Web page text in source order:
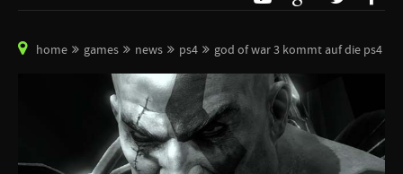
home games news ps4 god of war 3 kommt auf die ps4